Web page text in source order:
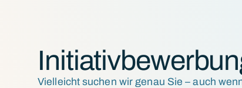
Vielleicht suchen wir genau Sie – auch